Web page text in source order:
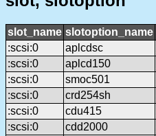
slot_name slotoption_name
:scsi:0
aplcdsc
:scsi:0
aplcd150
:scsi:0
smoc501
:scsi:0
crd254sh
:scsi:0
cdu415
:scsi:0
cdd2000